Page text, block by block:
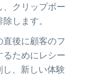
クリップボー
します。
後に顧客のフ
るためにレシー
し、新しい体験